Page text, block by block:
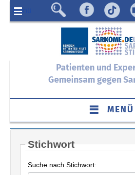
Menü
Patienten und
Gemeinsam gegen
MENÜ
Stichwort
Suche nach Stichwort: